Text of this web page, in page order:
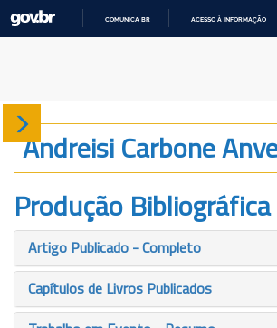
COMUNICA BR ACESSO À INFORMAÇÃO
Sobre
Produção
Projetos
Gráficos
Andreisi Carbone
Produção Bibliográfica
Artigo Publicado - Completo
Capítulos de Livros Publicados